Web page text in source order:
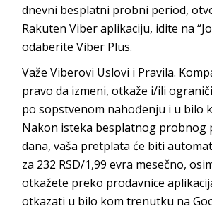
dnevni besplatni probni period,
Rakuten Viber aplikaciju, idite na
odaberite Viber Plus.
Važe Viberovi Uslovi i Pravila.
pravo da izmeni, otkaže i/ili
po sopstvenom nahođenju i u bilo
Nakon isteka besplatnog probnog
dana, vaša pretplata će biti
za 232 RSD/1,99 evra mesečno,
otkažete preko prodavnice
otkazati u bilo kom trenutku na